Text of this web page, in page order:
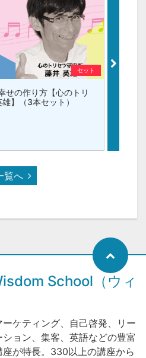
セット
せの作り方【心のトリ
】（3本セット）
覧へ
School（ウィ
ケティング、自己啓発、リー
ョン、集客、英語などの豊富
が特長。330以上の講座から